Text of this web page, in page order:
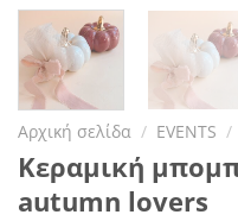
Αρχική σελίδα / EVENTS /
Κεραμική
autumn lovers